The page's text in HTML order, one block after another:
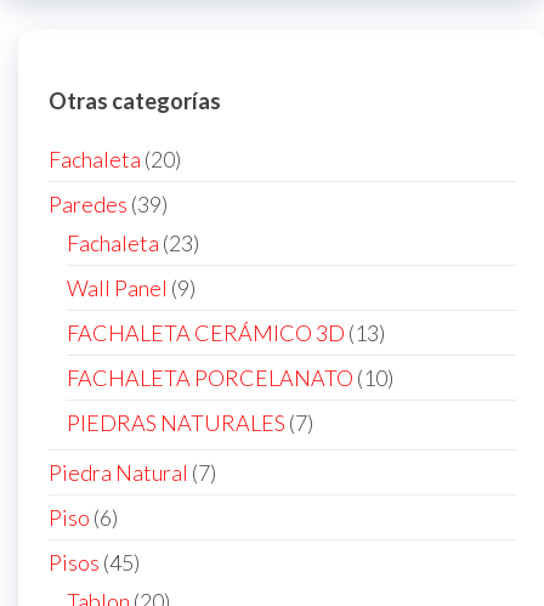
Otras categorías
Fachaleta 2020
Paredes 3939
products
Fachaleta 2323
products
Wall Panel 99
products
FACHALETA CERÁMICO 3D 1313
products
FACHALETA PORCELANATO 1010
PIEDRAS NATURALES 77
Piedra Natural 77
Piso 66
products
Pisos 4545
products
20